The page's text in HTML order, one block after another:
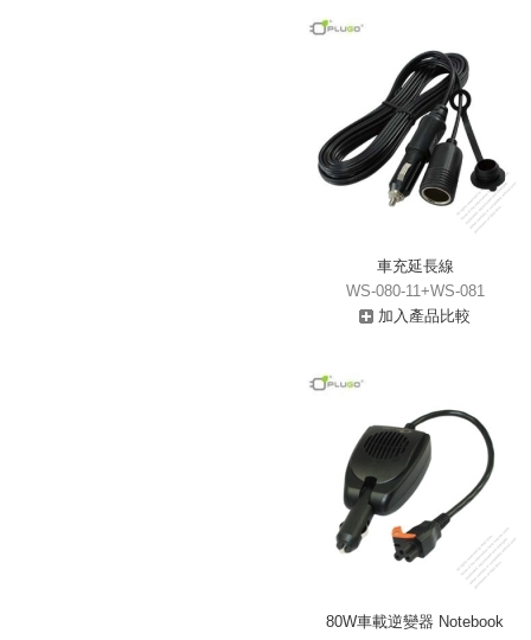
車充延長線
WS-080-11+WS-081
加入產品比較
80W車載逆變器 Notebook